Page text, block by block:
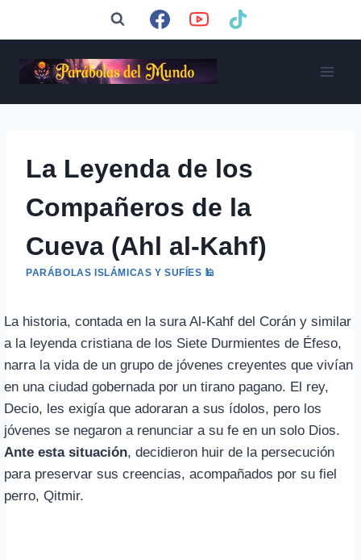
La Leyenda de los
Compañeros de la
Cueva (Ahl al-Kahf)
PARÁBOLAS ISLÁMICAS Y SUFÍES 🕌
La historia, contada en la sura Al-Kahf del Corán y similar
a la leyenda cristiana de los Siete Durmientes de Éfeso,
narra la vida de un grupo de jóvenes creyentes que vivían
en una ciudad gobernada por un tirano pagano. El rey,
Decio, les exigía que adoraran a sus ídolos, pero los
jóvenes se negaron a renunciar a su fe en un solo Dios.
Ante esta situación, decidieron huir de la persecución
para preservar sus creencias, acompañados por su fiel
perro, Qitmir.